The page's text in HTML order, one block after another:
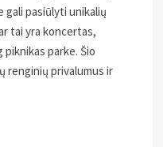
gali pasiūlyti unikalių
tai yra koncertas,
parke. Šio
renginių privalumus ir